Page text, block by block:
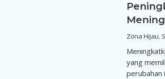
Zona Hijau,
yang
perubahan